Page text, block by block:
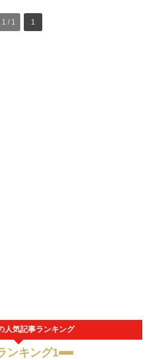
1 / 1 1
人気記事ランキング
ンキング1